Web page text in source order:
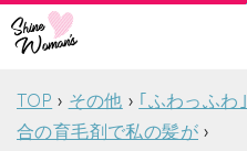
TOP その他
｢ふわっふ
合の育毛剤で私の髪が